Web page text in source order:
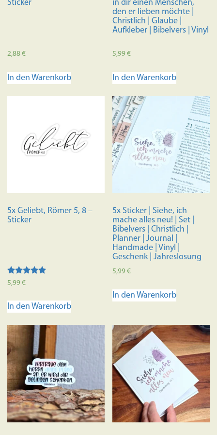
Sticker
2,88€
In den Warenkorb
in dir einen Menschen,
den er lieben möchte |
Christlich | Glaube |
Aufkleber | Bibelvers | Vinyl
5,99€
In den Warenkorb
5x Geliebt, Römer 5, 8 –
Sticker
Bewertet mit
5.00
5,99€
In den Warenkorb
5x Sticker | Siehe, ich
mache alles neu! | Set |
Bibelvers | Christlich |
Planner | Journal |
Handmade | Vinyl |
Geschenk | Jahreslosung
5,99€
In den Warenkorb